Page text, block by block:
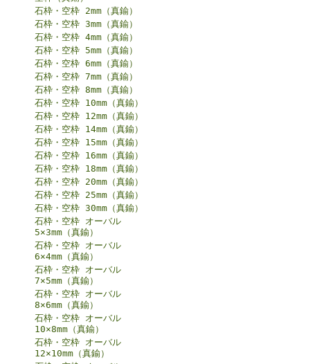
石枠・空枠 2mm（真鍮）
石枠・空枠 3mm（真鍮）
石枠・空枠 4mm（真鍮）
石枠・空枠 5mm（真鍮）
石枠・空枠 6mm（真鍮）
石枠・空枠 7mm（真鍮）
石枠・空枠 8mm（真鍮）
石枠・空枠 10mm（真鍮）
石枠・空枠 12mm（真鍮）
石枠・空枠 14mm（真鍮）
石枠・空枠 15mm（真鍮）
石枠・空枠 16mm（真鍮）
石枠・空枠 18mm（真鍮）
石枠・空枠 20mm（真鍮）
石枠・空枠 25mm（真鍮）
石枠・空枠 30mm（真鍮）
石枠・空枠 オーバル
5×3mm（真鍮）
石枠・空枠 オーバル
6×4mm（真鍮）
石枠・空枠 オーバル
7×5mm（真鍮）
石枠・空枠 オーバル
8×6mm（真鍮）
石枠・空枠 オーバル
10×8mm（真鍮）
石枠・空枠 オーバル
12×10mm（真鍮）